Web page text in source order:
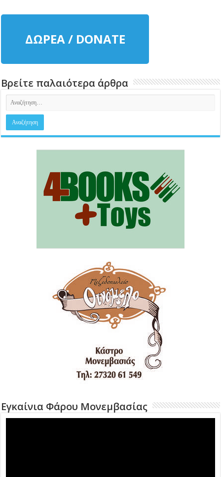
ΔΩΡΕΑ / DONATE
Βρείτε παλαιότερα άρθρα
Εγκαίνια Φάρου Μονεμβασίας